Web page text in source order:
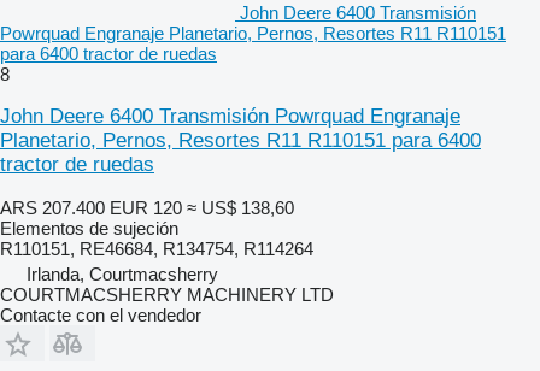
John Deere 6400 Transmisión
Powrquad Engranaje Planetario, Pernos, Resortes R11 R110151
para 6400 tractor de ruedas
8
John Deere 6400 Transmisión Powrquad Engranaje
Planetario, Pernos, Resortes R11 R110151 para 6400
tractor de ruedas
ARS 207.400 EUR 120 ≈ US$ 138,60
Elementos de sujeción
R110151, RE46684, R134754, R114264
Irlanda, Courtmacsherry
COURTMACSHERRY MACHINERY LTD
Contacte con el vendedor